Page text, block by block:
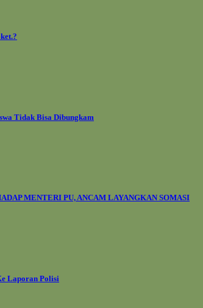
Tidak Bisa Dibungkam
MENTERI PU, ANCAM LAYANGKAN SOMASI
Laporan Polisi